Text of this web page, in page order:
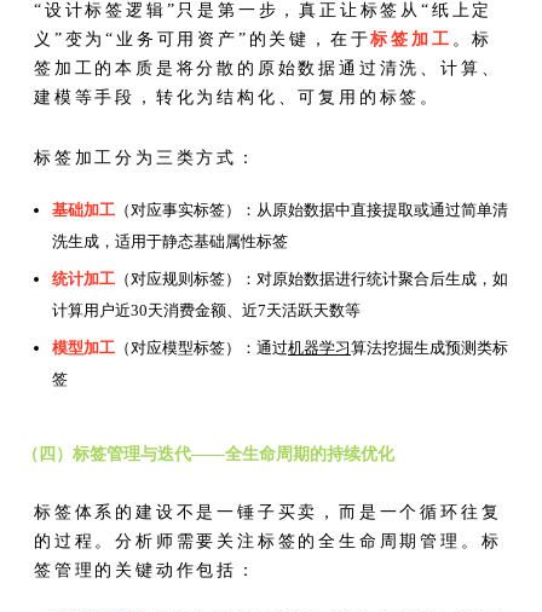
“设计标签逻辑”只是第一步，真正让标签从“纸上定
义”变为“业务可用资产”的关键，在于标签加工 。标
签加工的本质是将分散的原始数据通过清洗、计算、
建模等手段，转化为结构化、可复用的标签。
标签加工分为三类方式：
基础加工 （对应事实标签）：从原始数据中直接提取或通过简单清
洗生成，适用于静态基础属性标签
统计加工 （对应规则标签）：对原始数据进行统计聚合后生成，如
计算用户近30天消费金额、近7天活跃天数等
模型加工 （对应模型标签）：通过机器学习算法挖掘生成预测类标
签
（四）标签管理与迭代——全生命周期的持续优化
标签体系的建设不是一锤子买卖，而是一个循环往复
的过程。分析师需要关注标签的全生命周期管理。标
签管理的关键动作包括：